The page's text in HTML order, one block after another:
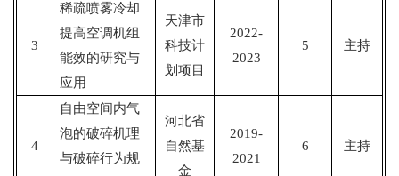
3
稀疏喷雾冷却
提高空调机组
能效的研究与
应用
天津市
科技计
划项目
2022-
2023
5 主持
4
自由空间内气
泡的破碎机理
与破碎行为规
河北省
自然基
金
2019-
2021
6 主持